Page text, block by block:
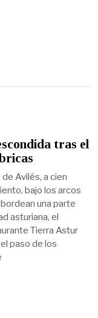
tras el
Avilés, a cien
bajo los arcos
una parte
asturiana, el
Tierra Astur
paso de los